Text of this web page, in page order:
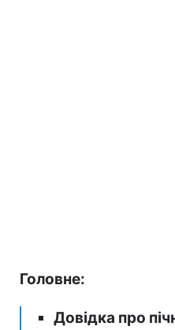
Головне:
Довідка про